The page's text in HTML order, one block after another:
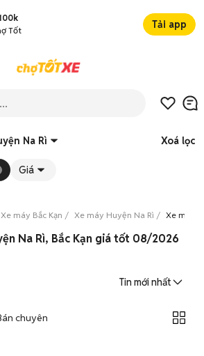
Tốt
Tải app
Na Rì Xoá lọc
Giá
Xe máy Bắc Kạn Xe máy Huyện Na Rì Xe máy
Na Rì, Bắc Kạn giá tốt 08/2026
Tin mới nhất
chuyên